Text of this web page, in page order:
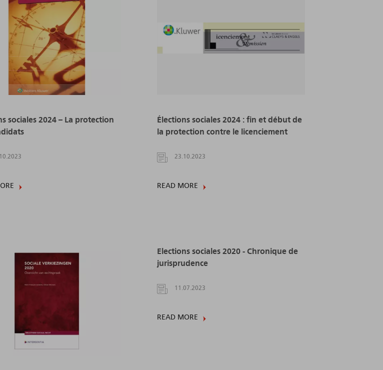
sociales 2024 – La protection
Élections sociales 2024 : fin et début de
la protection contre le licenciement
23.10.2023
READ MORE
Elections sociales 2020 - Chronique de
jurisprudence
11.07.2023
READ MORE